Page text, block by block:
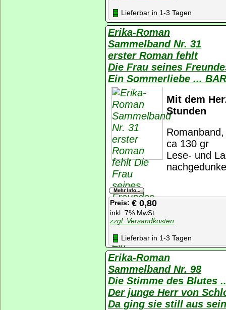
Lieferbar in 1-3 Tagen
Erika-Roman
Sammelband Nr. 31
erster Roman fehlt
Die Frau seines
Ein Sommerliebe ...
Mit dem
Stunden
ca 130 gr
Lese- und
Preis: € 0,80
inkl. 7% MwSt.
zzgl. Versandkosten
Lieferbar in 1-3 Tagen
Erika-Roman
Sammelband Nr. 98
Die Stimme des Blutes
Der junge Herr von
Da ging sie still aus